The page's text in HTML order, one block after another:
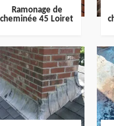
Ramonage de
cheminée 45 Loiret